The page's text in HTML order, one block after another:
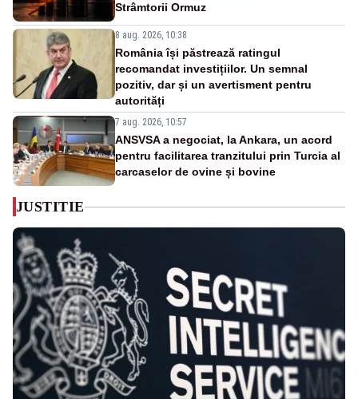
Strâmtorii Ormuz
8 aug. 2026, 10:38
România își păstrează ratingul
recomandat investițiilor. Un semnal
pozitiv, dar și un avertisment pentru
autorități
7 aug. 2026, 10:57
ANSVSA a negociat, la Ankara, un acord
pentru facilitarea tranzitului prin Turcia al
carcaselor de ovine și bovine
JUSTITIE